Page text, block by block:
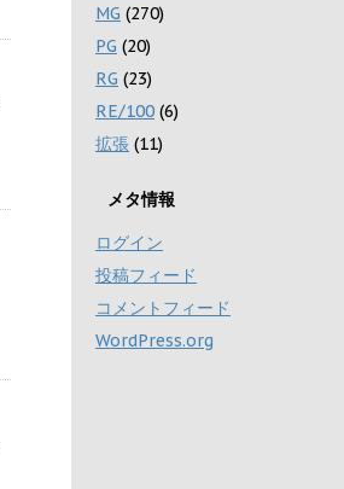
MG (270)
PG (20)
RG (23)
RE/100 (6)
拡張 (11)
メタ情報
ログイン
投稿フィード
コメントフィード
WordPress.org